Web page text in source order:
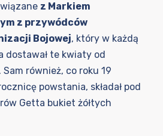
z Markiem
z przywódców
Bojowej, który w każdą
dostawał te kwiaty od
również, co roku 19
powstania, składał pod
Getta bukiet żółtych